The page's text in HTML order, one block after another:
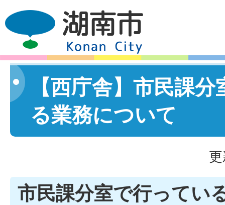
【西庁舎】市民課
る業務について
市民課分室で行ってい